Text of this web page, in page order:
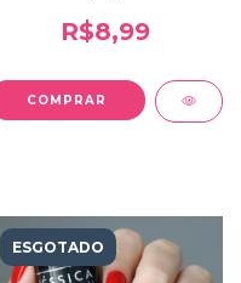
R$8,99
ESGOTADO